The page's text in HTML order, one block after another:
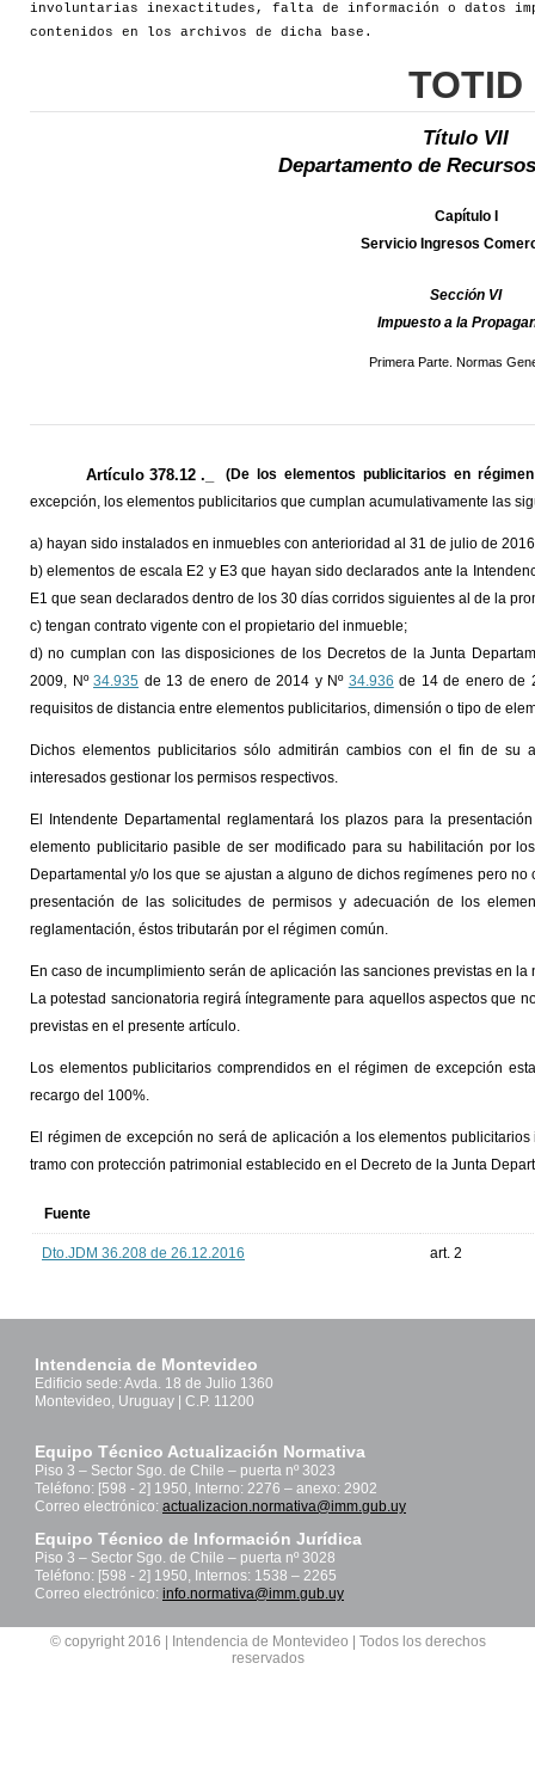
involuntarias inexactitudes, falta de información o datos
contenidos en los archivos de dicha base.
TOTID
Título VII
Departamento de
Capítulo I
Servicio Ingresos
Sección VI
Impuesto a la
Primera Parte. Normas
Artículo 378.12 ._
(De los elementos publicitarios en
excepción, los elementos publicitarios que cumplan acumulativamente las
a) hayan sido instalados en inmuebles con anterioridad al 31 de julio de
b) elementos de escala E2 y E3 que hayan sido declarados ante la
E1 que sean declarados dentro de los 30 días corridos siguientes al de la
c) tengan contrato vigente con el propietario del inmueble;
d) no cumplan con las disposiciones de los Decretos de la Junta
2009, Nº34.935 de 13 de enero de 2014 y Nº 34.936 de 14 de enero de
requisitos de distancia entre elementos publicitarios, dimensión o tipo de
Dichos elementos publicitarios sólo admitirán cambios con el fin de su
interesados gestionar los permisos respectivos.
El Intendente Departamental reglamentará los plazos para la
elemento publicitario pasible de ser modificado para su habilitación por
Departamental y/o los que se ajustan a alguno de dichos regímenes pero
presentación de las solicitudes de permisos y adecuación de los
reglamentación, éstos tributarán por el régimen común.
En caso de incumplimiento serán de aplicación las sanciones previstas en la
La potestad sancionatoria regirá íntegramente para aquellos aspectos que
previstas en el presente artículo.
Los elementos publicitarios comprendidos en el régimen de excepción
recargo del 100%.
El régimen de excepción no será de aplicación a los elementos
tramo con protección patrimonial establecido en el Decreto de la Junta
Fuente
Dto.JDM 36.208 de 26.12.2016 art. 2
Intendencia de Montevideo
Edificio sede: Avda. 18 de Julio 1360
Montevideo, Uruguay | C.P. 11200
Equipo Técnico Actualización Normativa
Piso 3 – Sector Sgo. de Chile – puerta nº 3023
Teléfono: [598 - 2] 1950, Interno: 2276 – anexo: 2902
Correo electrónico: actualizacion.normativa@imm.gub.uy
Equipo Técnico de Información Jurídica
Piso 3 – Sector Sgo. de Chile – puerta nº 3028
Teléfono: [598 - 2] 1950, Internos: 1538 – 2265
Correo electrónico: info.normativa@imm.gub.uy
© copyright 2016 | Intendencia de Montevideo | Todos los derechos
reservados